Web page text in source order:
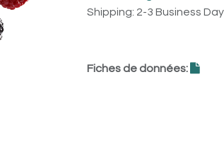
Shipping: 2-3 Business
Fiches de données: